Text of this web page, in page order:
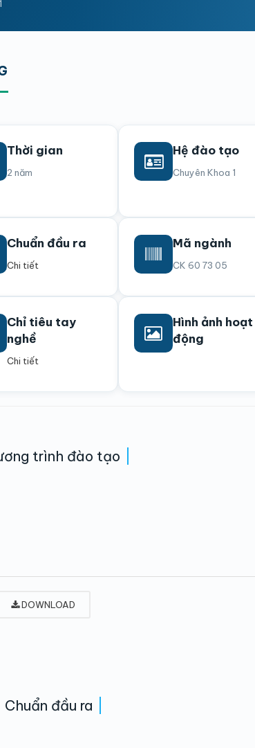
Thời gian
2 năm
Hệ đào tạo
Chuyên Khoa 1
Chuẩn đầu ra
Chi tiết
Mã ngành
CK 60 73 05
Chỉ tiêu tay
nghề
Chi tiết
Hình ảnh hoạt
động
trình đào tạo
DOWNLOAD
Chuẩn đầu ra